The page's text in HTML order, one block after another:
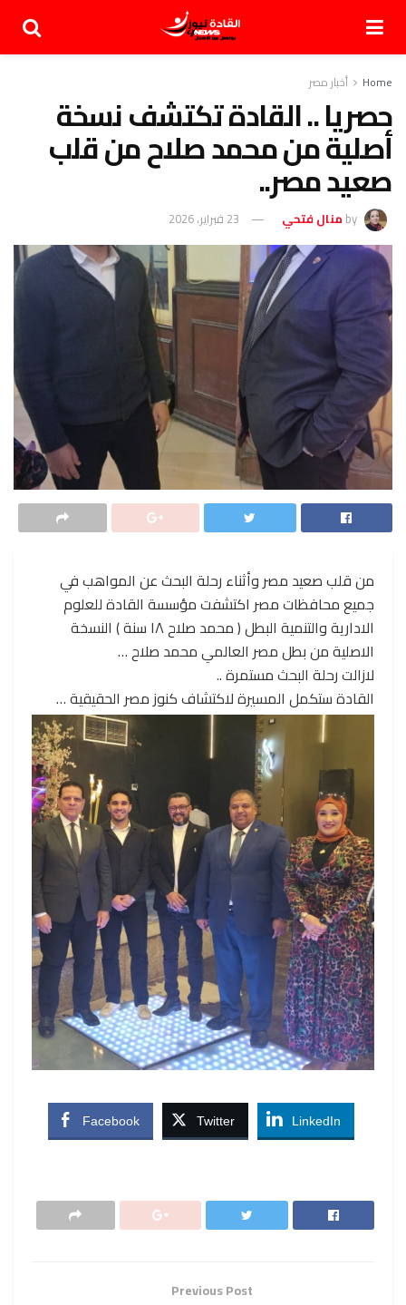
Home أخبار مصر
حصريا .. القادة تكتشف نسخة
أصلية من محمد صلاح من قلب
صعيد مصر..
by منال فتحي 23 فبراير، 2026
من قلب صعيد مصر وأثناء رحلة البحث عن المواهب في
جميع محافظات مصر اكتشفت مؤسسة القادة للعلوم
الادارية والتنمية البطل ( محمد صلاح ١٨ سنة ) النسخة
الاصلية من بطل مصر العالمي محمد صلاح …
لازالت رحلة البحث مستمرة ..
القادة ستكمل المسيرة لاكتشاف كنوز مصر الحقيقية …
Facebook Twitter LinkedIn
Previous Post